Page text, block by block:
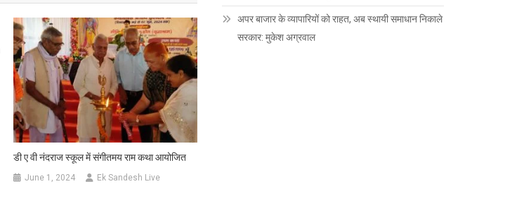
डी ए वी नंदराज स्कूल में संगीतमय राम कथा आयोजित
June 1, 2024 Ek Sandesh Live
अपर बाजार के व्यापारियों को राहत, अब स्थायी समाधान निकाले
सरकार: मुकेश अग्रवाल